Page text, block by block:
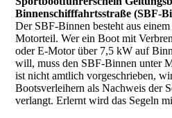
Binnenschifffahrtsstraße (SBF-
Der SBF-Binnen besteht aus
Motorteil. Wer ein Boot mit
oder E-Motor über 7,5 kW auf
will, muss den SBF-Binnen unter
ist nicht amtlich vorgeschrieben,
Bootsverleihern als Nachweis der
verlangt. Erlernt wird das Segeln